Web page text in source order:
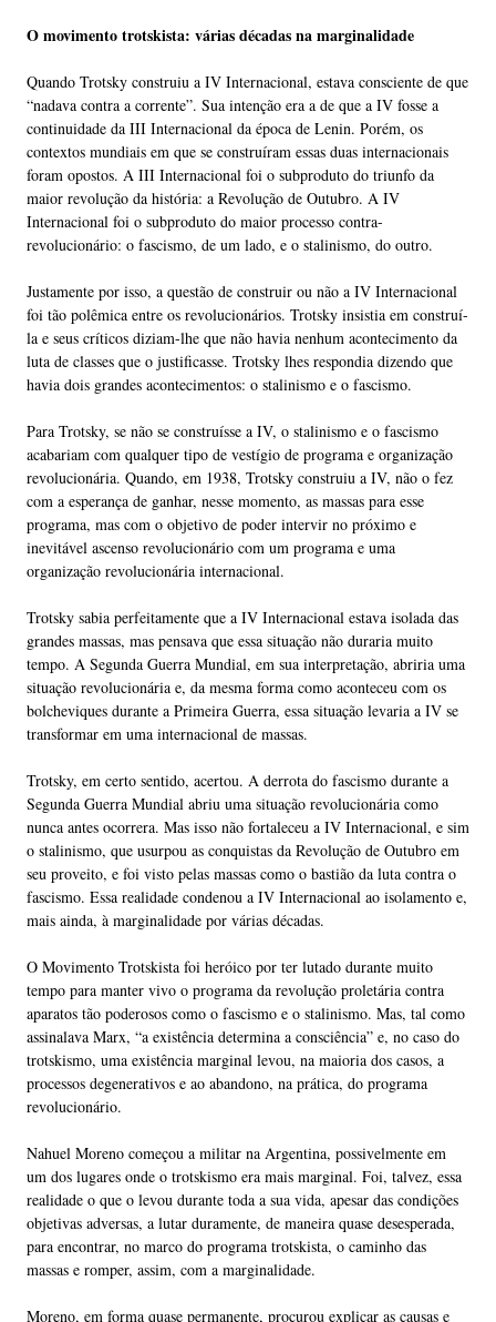
O movimento trotskista: várias décadas na marginalidade
Quando Trotsky construiu a IV Internacional, estava consciente de que
“nadava contra a corrente”. Sua intenção era a de que a IV fosse a
continuidade da III Internacional da época de Lenin. Porém, os
contextos mundiais em que se construíram essas duas internacionais
foram opostos. A III Internacional foi o subproduto do triunfo da
maior revolução da história: a Revolução de Outubro. A IV
Internacional foi o subproduto do maior processo contra-
revolucionário: o fascismo, de um lado, e o stalinismo, do outro.
Justamente por isso, a questão de construir ou não a IV Internacional
foi tão polêmica entre os revolucionários. Trotsky insistia em construí-
la e seus críticos diziam-lhe que não havia nenhum acontecimento da
luta de classes que o justificasse. Trotsky lhes respondia dizendo que
havia dois grandes acontecimentos: o stalinismo e o fascismo.
Para Trotsky, se não se construísse a IV, o stalinismo e o fascismo
acabariam com qualquer tipo de vestígio de programa e organização
revolucionária. Quando, em 1938, Trotsky construiu a IV, não o fez
com a esperança de ganhar, nesse momento, as massas para esse
programa, mas com o objetivo de poder intervir no próximo e
inevitável ascenso revolucionário com um programa e uma
organização revolucionária internacional.
Trotsky sabia perfeitamente que a IV Internacional estava isolada das
grandes massas, mas pensava que essa situação não duraria muito
tempo. A Segunda Guerra Mundial, em sua interpretação, abriria uma
situação revolucionária e, da mesma forma como aconteceu com os
bolcheviques durante a Primeira Guerra, essa situação levaria a IV se
transformar em uma internacional de massas.
Trotsky, em certo sentido, acertou. A derrota do fascismo durante a
Segunda Guerra Mundial abriu uma situação revolucionária como
nunca antes ocorrera. Mas isso não fortaleceu a IV Internacional, e sim
o stalinismo, que usurpou as conquistas da Revolução de Outubro em
seu proveito, e foi visto pelas massas como o bastião da luta contra o
fascismo. Essa realidade condenou a IV Internacional ao isolamento e,
mais ainda, à marginalidade por várias décadas.
O Movimento Trotskista foi heróico por ter lutado durante muito
tempo para manter vivo o programa da revolução proletária contra
aparatos tão poderosos como o fascismo e o stalinismo. Mas, tal como
assinalava Marx, “a existência determina a consciência” e, no caso do
trotskismo, uma existência marginal levou, na maioria dos casos, a
processos degenerativos e ao abandono, na prática, do programa
revolucionário.
Nahuel Moreno começou a militar na Argentina, possivelmente em
um dos lugares onde o trotskismo era mais marginal. Foi, talvez, essa
realidade o que o levou durante toda a sua vida, apesar das condições
objetivas adversas, a lutar duramente, de maneira quase desesperada,
para encontrar, no marco do programa trotskista, o caminho das
massas e romper, assim, com a marginalidade.
Moreno, em forma quase permanente, procurou explicar as causas e